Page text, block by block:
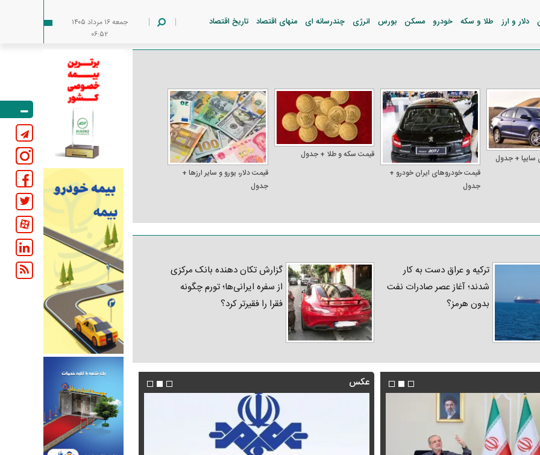
دلار و ارز طلا و سکه خودرو مسکن بورس انرژی چندرسانه ای منهای اقتصاد تاریخ اقتصاد
جمعه ۱۶ مرداد ۱۴۰۵
۰۶:۵۲
+ جدول
قیمت خودرو‌های ایران خودرو +
جدول
قیمت سکه و طلا + جدول
قیمت دلار، یورو و سایر ارز‌ها +
جدول
ترکیه و عراق دست به کار
شدند؛ آغاز عصر صادرات نفت
بدون هرمز؟
گزارش تکان‌ دهنده بانک مرکزی
از سفره ایرانی‌ها؛ تورم چگونه
فقرا را فقیرتر کرد؟
عکس